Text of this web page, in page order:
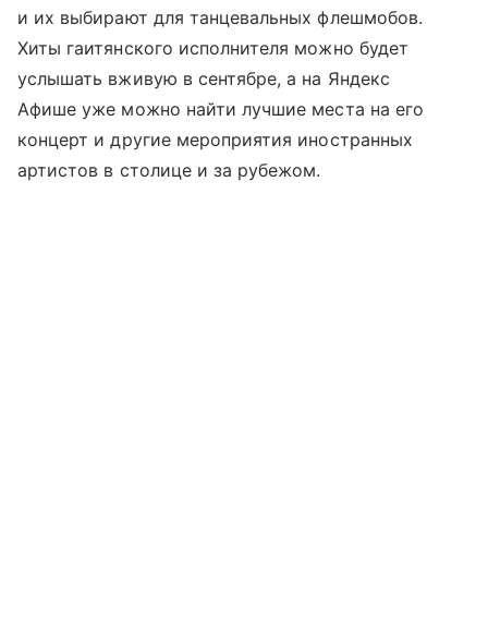
и их выбирают для танцевальных флешмобов.
Хиты гаитянского исполнителя можно будет
услышать вживую в сентябре, а на Яндекс
Афише уже можно найти лучшие места на его
концерт и другие мероприятия иностранных
артистов в столице и за рубежом.